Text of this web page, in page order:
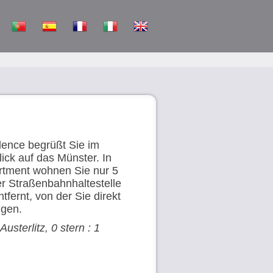
begrüßt Sie im
auf das Münster. In
wohnen Sie nur 5
Straßenbahnhaltestelle
von der Sie direkt
0 stern : 1